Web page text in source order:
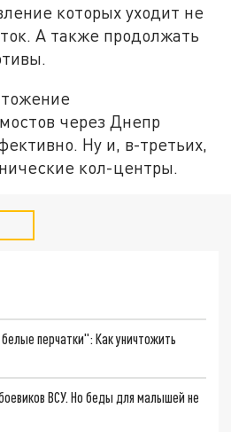
которых уходит не
А также продолжать
через Днепр
Ну и, в-третьих,
кол-центры.
перчатки": Как уничтожить
ВСУ. Но беды для малышей не